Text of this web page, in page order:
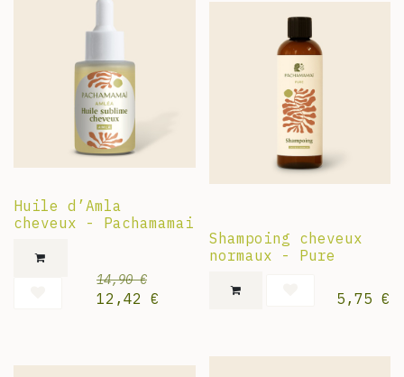
Huile d’Amla
cheveux - Pachamamai
14,90€
12,42 €
Shampoing cheveux
normaux - Pure
5,75 €